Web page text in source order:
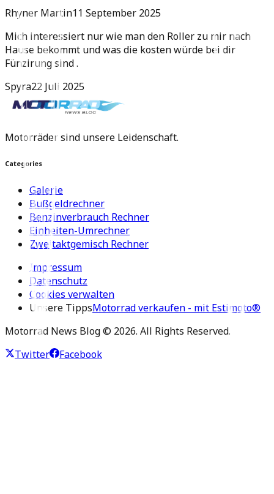
Rhyner Martin11 September 2025
Mich interessiert nur wie man den Roller zu mir nach
Hause bekommt und was die kosten würde bei dir
Fünzirung sind .
Spyra22 Juli 2025
Motorräder sind unsere Leidenschaft.
Categories
Galerie
Bußgeldrechner
Benzinverbrauch Rechner
Einheiten-Umrechner
Zweitaktgemisch Rechner
Impressum
Datenschutz
Cookies verwalten
Unsere TippsMotorrad verkaufen - mit Estimoto®
Motorrad News Blog © 2026. All Rights Reserved.
Twitter
Facebook